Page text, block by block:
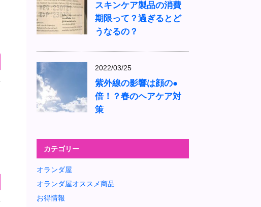
スキンケア製品の消費
期限って？過ぎるとど
うなるの？
2022/03/25
紫外線の影響は顔の●
倍！？春のヘアケア対
策
カテゴリー
オランダ屋
オランダ屋オススメ商品
お得情報